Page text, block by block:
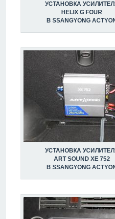
УСТАНОВКА
HELIX G FOUR
В SSANGYONG
УСТАНОВКА
ART SOUND XE 752
В SSANGYONG